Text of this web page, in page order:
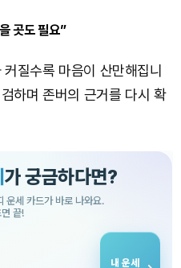
곳도 필요”
질수록 마음이 산만해집니
하며 존버의 근거를 다시 확